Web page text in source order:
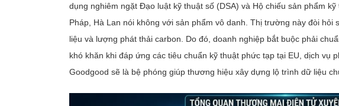
dụng nghiêm ngặt Đạo luật kỹ thuật số (DSA) và Hộ chiếu sản phẩm
Pháp, Hà Lan nói không với sản phẩm vô danh. Thị trường này đòi hỏi
liệu và lượng phát thải carbon. Do đó, doanh nghiệp bắt buộc phải
khó khăn khi đáp ứng các tiêu chuẩn kỹ thuật phức tạp tại EU, dịch vụ
Goodgood sẽ là bệ phóng giúp thương hiệu xây dựng lộ trình dữ liệu